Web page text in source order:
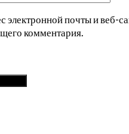
электронной почты и веб-
комментария.